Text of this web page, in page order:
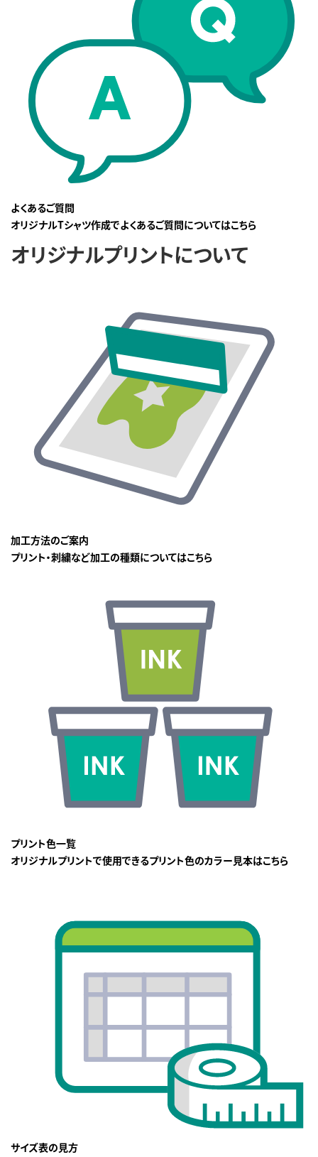
よくあるご質問
オリジナルTシャツ作成でよくあるご質問についてはこちら
オリジナルプリントについて
加工方法のご案内
プリント・刺繍など加工の種類についてはこちら
プリント色一覧
オリジナルプリントで使用できるプリント色のカラー見本はこちら
サイズ表の見方